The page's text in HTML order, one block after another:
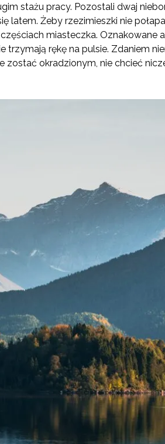
stażu pracy. Pozostali dwaj
Żeby rzezimieszki nie
miasteczka. Oznakowane
rękę na pulsie. Zdaniem
zostać okradzionym, nie chcieć